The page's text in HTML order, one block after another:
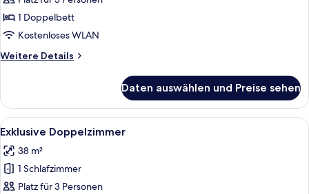
Doppelzimmer
anzeigen
1 Doppelbett
Kostenloses WLAN
Weitere Details
Weitere
Doppelzimmer
Daten auswählen und Preise sehen
Alle
Fotos
für
Exklusive
Doppelzimmer
Ein Hotelzimmer mit einem großen
4
Exklusive Doppelzimmer
38 m²
1 Schlafzimmer
Platz für 3 Personen